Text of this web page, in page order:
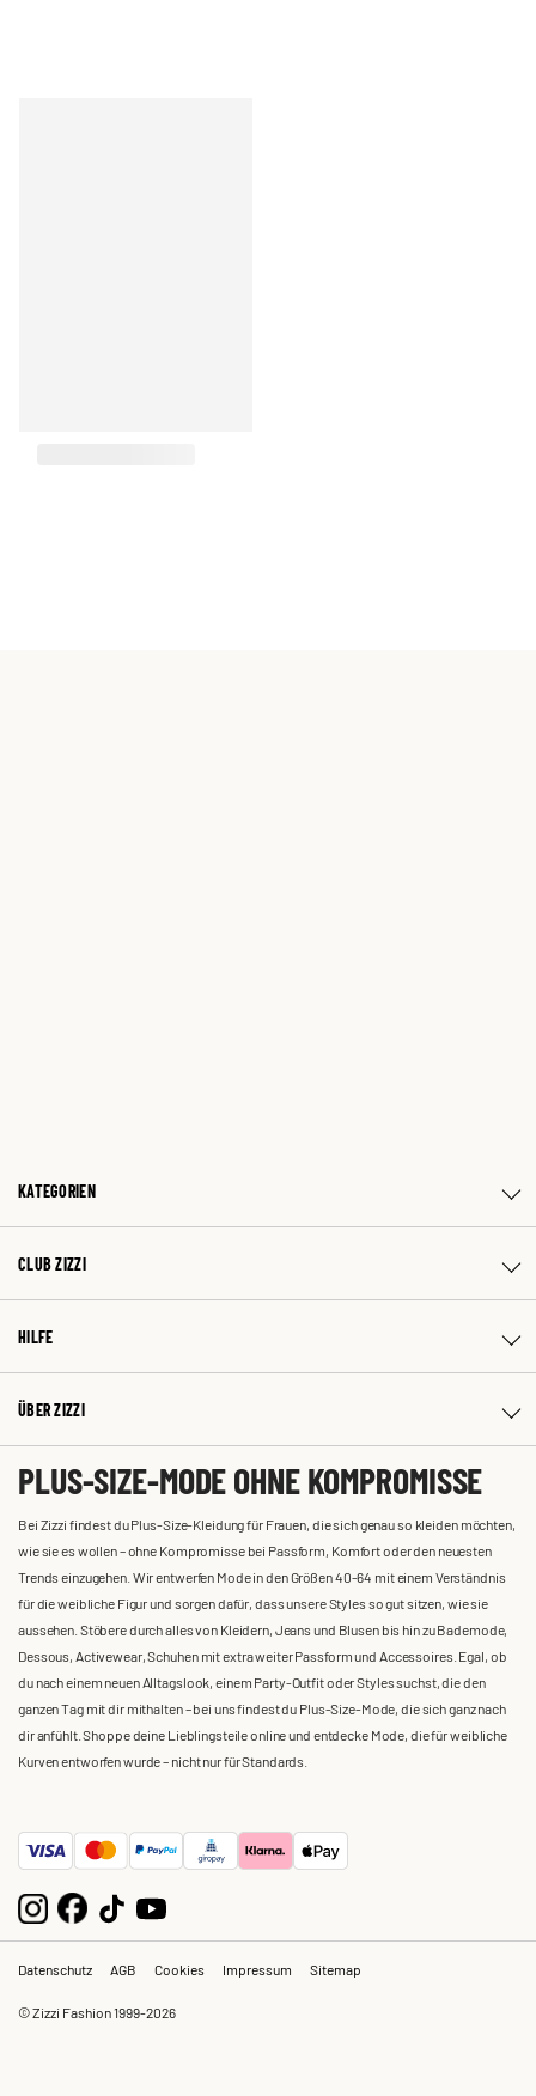
KATEGORIEN
CLUB ZIZZI
HILFE
ÜBER ZIZZI
PLUS-SIZE-MODE OHNE KOMPROMISSE
Bei Zizzi findest du Plus-Size-Kleidung für Frauen, die sich genau so kleiden möchten,
wie sie es wollen – ohne Kompromisse bei Passform, Komfort oder den neuesten
Trends einzugehen. Wir entwerfen Mode in den Größen 40-64 mit einem Verständnis
für die weibliche Figur und sorgen dafür, dass unsere Styles so gut sitzen, wie sie
aussehen. Stöbere durch alles von Kleidern, Jeans und Blusen bis hin zu Bademode,
Dessous, Activewear, Schuhen mit extra weiter Passform und Accessoires. Egal, ob
du nach einem neuen Alltagslook, einem Party-Outfit oder Styles suchst, die den
ganzen Tag mit dir mithalten – bei uns findest du Plus-Size-Mode, die sich ganz nach
dir anfühlt. Shoppe deine Lieblingsteile online und entdecke Mode, die für weibliche
Kurven entworfen wurde – nicht nur für Standards.
Datenschutz AGB Cookies Impressum Sitemap
© Zizzi Fashion 1999-2026